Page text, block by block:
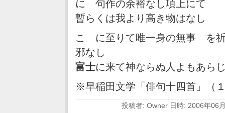
に 句作の余裕なし項上にて
暫らくは我より高き物はなし
こゝに至りて唯一身の無事 を
邪なし
富士に来て神ならぬ人よもあら
※早稲田文学「俳句十四首」（
投稿者: Owner 日時: 2006年06